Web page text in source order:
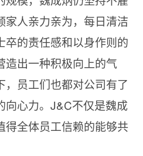
家人亲力亲为，每日清洁
卒的责任感和以身作则的
造出一种积极向上的气
，员工们也都对公司有了
向心力。J&C不仅是魏成
得全体员工信赖的能够共